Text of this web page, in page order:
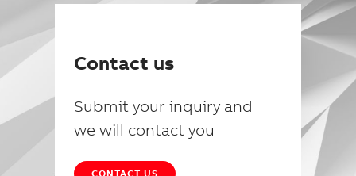
Contact us
Submit your inquiry and
we will contact you
CONTACT US